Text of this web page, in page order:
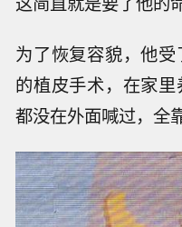
误，炸药提前引爆了